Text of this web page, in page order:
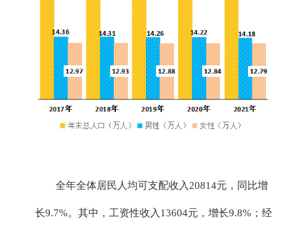
全年全体居民人均可支配收入 20814元，同比增
长9.7%。 其中，工资性收入 13604元，增长9.8%；经